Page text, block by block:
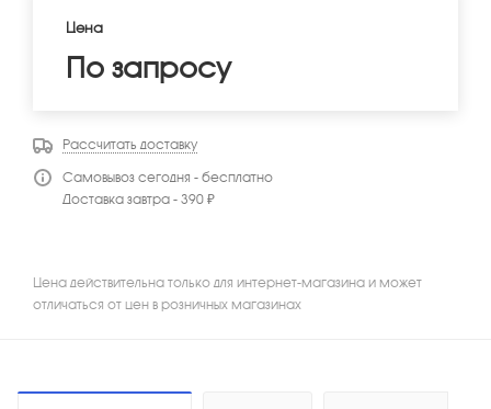
Цена
По запросу
Рассчитать доставку
Самовывоз сегодня - бесплатно
Доставка завтра - 390 ₽
Цена действительна только для интернет-магазина и может
отличаться от цен в розничных магазинах